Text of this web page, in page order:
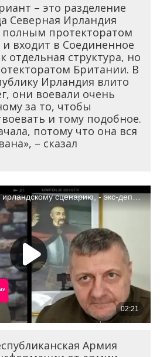
– это разделение
Северная Ирландия
протекторатом
входит в Соединенное
отдельная структура, но
Британии. В
Ирландия влито
они воевали очень
за то, чтобы
и тому подобное.
потому что она вся
– сказал
Армия